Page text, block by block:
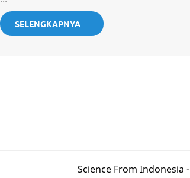
SELENGKAPNYA
Science From Indonesia -